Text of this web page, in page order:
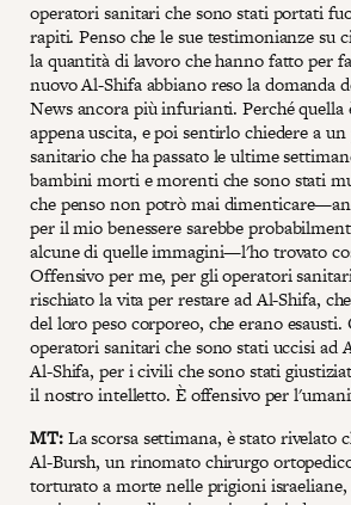
operatori sanitari che sono stati portati
rapiti. Penso che le sue testimonianze su
la quantità di lavoro che hanno fatto per
nuovo Al-Shifa abbiano reso la domanda
News ancora più infurianti. Perché quella
appena uscita, e poi sentirlo chiedere a
sanitario che ha passato le ultime
bambini morti e morenti che sono stati
che penso non potrò mai
per il mio benessere sarebbe
alcune di quelle immagini—l'ho trovato
Offensivo per me, per gli operatori
rischiato la vita per restare ad Al-Shifa,
del loro peso corporeo, che erano
operatori sanitari che sono stati uccisi ad
Al-Shifa, per i civili che sono stati
il nostro intelletto. È offensivo per
MT:La scorsa settimana, è stato rivelato
Al-Bursh, un rinomato chirurgo
torturato a morte nelle prigioni israeliane,